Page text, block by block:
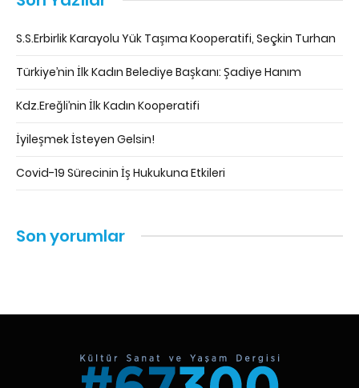
S.S.Erbirlik Karayolu Yük Taşıma Kooperatifi, Seçkin Turhan
Türkiye’nin İlk Kadın Belediye Başkanı: Şadiye Hanım
Kdz.Ereğli’nin İlk Kadın Kooperatifi
İyileşmek İsteyen Gelsin!
Covid-19 Sürecinin İş Hukukuna Etkileri
Son yorumlar